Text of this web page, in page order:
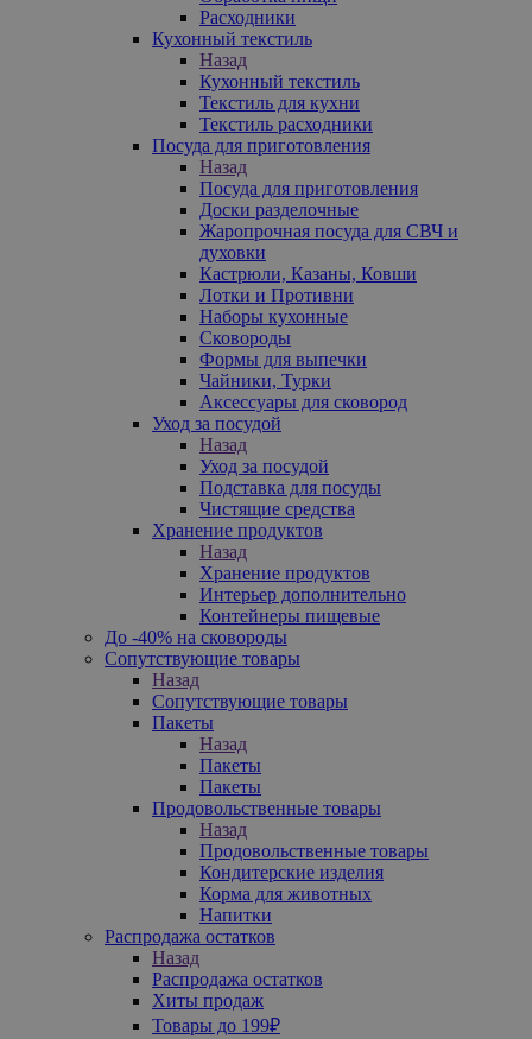
Расходники
Кухонный текстиль
Назад
Кухонный текстиль
Текстиль для кухни
Текстиль расходники
Посуда для приготовления
Назад
Посуда для приготовления
Доски разделочные
Жаропрочная посуда для СВЧ и
духовки
Кастрюли, Казаны, Ковши
Лотки и Противни
Наборы кухонные
Сковороды
Формы для выпечки
Чайники, Турки
Аксессуары для сковород
Уход за посудой
Назад
Уход за посудой
Подставка для посуды
Чистящие средства
Хранение продуктов
Назад
Хранение продуктов
Интерьер дополнительно
Контейнеры пищевые
До -40% на сковороды
Сопутствующие товары
Назад
Сопутствующие товары
Пакеты
Назад
Пакеты
Пакеты
Продовольственные товары
Назад
Продовольственные товары
Кондитерские изделия
Корма для животных
Напитки
Распродажа остатков
Назад
Распродажа остатков
Хиты продаж
Товары до 199₽